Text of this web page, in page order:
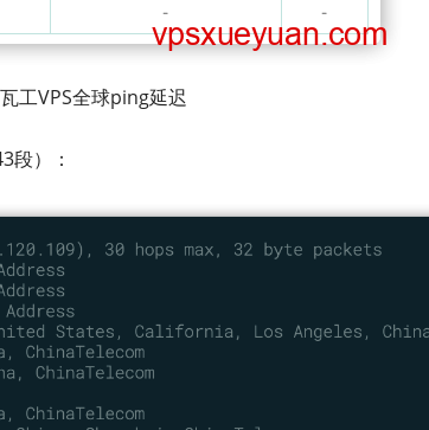
工VPS全球ping延迟
段）：